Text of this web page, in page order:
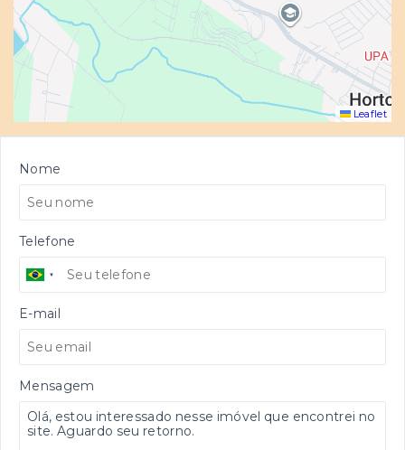
Leaflet
Nome
Telefone
E-mail
Mensagem